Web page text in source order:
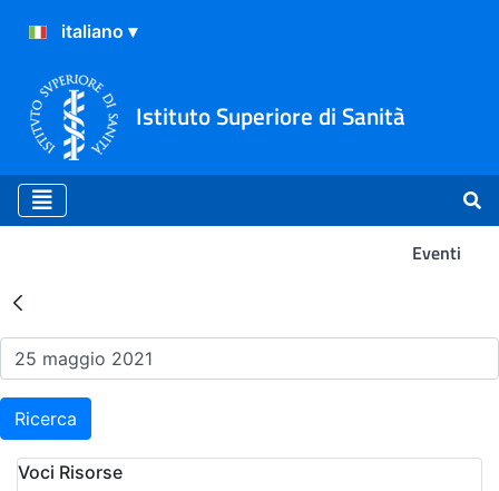
Istituto Superiore di Sanità
Eventi
Risultati della Ricerca -
Ricerca
Voci Risorse